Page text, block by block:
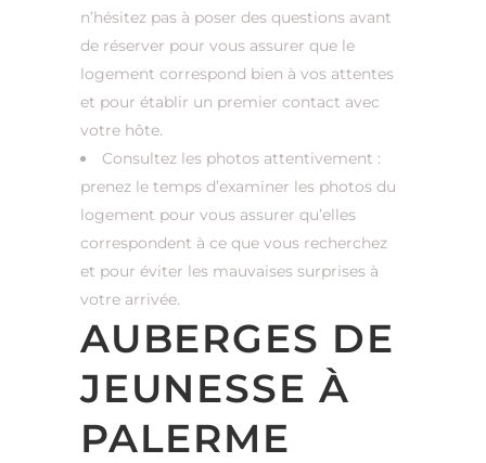
n’hésitez pas à poser des questions avant
de réserver pour vous assurer que le
logement correspond bien à vos attentes
et pour établir un premier contact avec
votre hôte.
Consultez les photos attentivement :
prenez le temps d’examiner les photos du
logement pour vous assurer qu’elles
correspondent à ce que vous recherchez
et pour éviter les mauvaises surprises à
votre arrivée.
AUBERGES DE
JEUNESSE À
PALERME